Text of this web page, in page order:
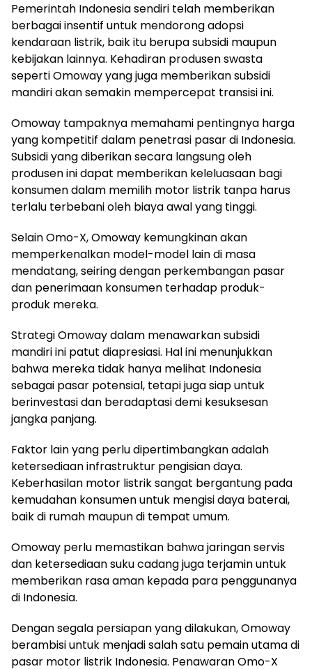
Pemerintah Indonesia sendiri telah memberikan
berbagai insentif untuk mendorong adopsi
kendaraan listrik, baik itu berupa subsidi maupun
kebijakan lainnya. Kehadiran produsen swasta
seperti Omoway yang juga memberikan subsidi
mandiri akan semakin mempercepat transisi ini.
Omoway tampaknya memahami pentingnya harga
yang kompetitif dalam penetrasi pasar di Indonesia.
Subsidi yang diberikan secara langsung oleh
produsen ini dapat memberikan keleluasaan bagi
konsumen dalam memilih motor listrik tanpa harus
terlalu terbebani oleh biaya awal yang tinggi.
Selain Omo-X, Omoway kemungkinan akan
memperkenalkan model-model lain di masa
mendatang, seiring dengan perkembangan pasar
dan penerimaan konsumen terhadap produk-
produk mereka.
Strategi Omoway dalam menawarkan subsidi
mandiri ini patut diapresiasi. Hal ini menunjukkan
bahwa mereka tidak hanya melihat Indonesia
sebagai pasar potensial, tetapi juga siap untuk
berinvestasi dan beradaptasi demi kesuksesan
jangka panjang.
Faktor lain yang perlu dipertimbangkan adalah
ketersediaan infrastruktur pengisian daya.
Keberhasilan motor listrik sangat bergantung pada
kemudahan konsumen untuk mengisi daya baterai,
baik di rumah maupun di tempat umum.
Omoway perlu memastikan bahwa jaringan servis
dan ketersediaan suku cadang juga terjamin untuk
memberikan rasa aman kepada para penggunanya
di Indonesia.
Dengan segala persiapan yang dilakukan, Omoway
berambisi untuk menjadi salah satu pemain utama di
pasar motor listrik Indonesia. Penawaran Omo-X